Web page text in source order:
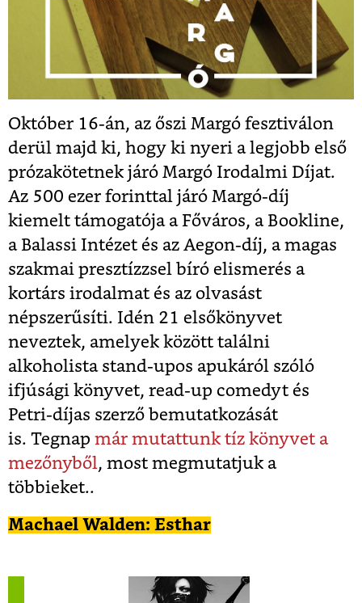
Október 16-án, az őszi Margó fesztiválon
derül majd ki, hogy ki nyeri a legjobb első
prózakötetnek járó Margó Irodalmi Díjat.
Az 500 ezer forinttal járó Margó-díj
kiemelt támogatója a Főváros, a Bookline,
a Balassi Intézet és az Aegon-díj, a magas
szakmai presztízzsel bíró elismerés a
kortárs irodalmat és az olvasást
népszerűsíti. Idén 21 elsőkönyvet
neveztek, amelyek között találni
alkoholista stand-upos apukáról szóló
ifjúsági könyvet, read-up comedyt és
Petri-díjas szerző bemutatkozását
is. Tegnap már mutattunk tíz könyvet a
mezőnyből, most megmutatjuk a
többieket..
Machael Walden: Esthar